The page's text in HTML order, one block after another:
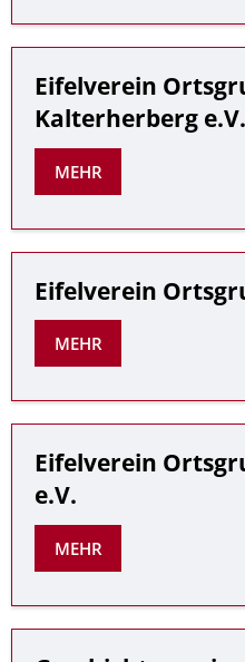
Eifelverein
Kalterherberg e.V.
MEHR
Eifelverein
MEHR
Eifelverein
e.V.
MEHR